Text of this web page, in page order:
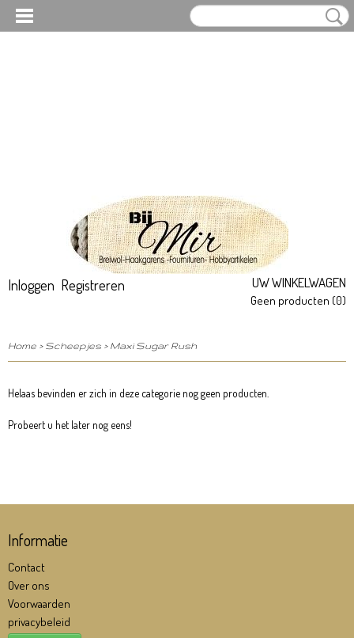
Inloggen Registreren UW WINKELWAGEN
Geen producten (0)
Home > Scheepjes > Maxi Sugar Rush
Helaas bevinden er zich in deze categorie nog geen producten.
Probeert u het later nog eens!
Informatie
Contact
Over ons
Voorwaarden
privacybeleid